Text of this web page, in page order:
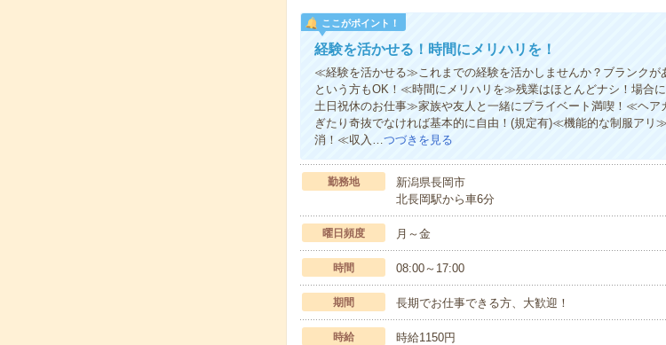
ここがポイント！
経験を活かせる！時間にメリハリを！
≪経験を活かせる≫これまでの経験を活かしませんか？ブランク
という方もOK！≪時間にメリハリを≫残業はほとんどナシ！場合
土日祝休のお仕事≫家族や友人と一緒にプライベート満喫！≪ヘ
ぎたり奇抜でなければ基本的に自由！(規定有)≪機能的な制服アリ
消！≪収入…つづきを見る
勤務地
新潟県長岡市
北長岡駅から車6分
曜日頻度 月～金
時間 08:00～17:00
期間 長期でお仕事できる方、大歓迎！
時給 時給1150円